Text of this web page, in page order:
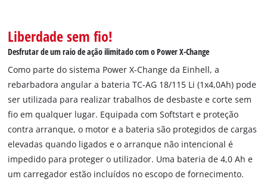
Liberdade sem fio!
Desfrutar de um raio de ação ilimitado com o Power X-Change
Como parte do sistema Power X-Change da Einhell, a
rebarbadora angular a bateria TC-AG 18/115 Li (1x4,0Ah) pode
ser utilizada para realizar trabalhos de desbaste e corte sem
fio em qualquer lugar. Equipada com Softstart e proteção
contra arranque, o motor e a bateria são protegidos de cargas
elevadas quando ligados e o arranque não intencional é
impedido para proteger o utilizador. Uma bateria de 4,0 Ah e
um carregador estão incluídos no escopo de fornecimento.